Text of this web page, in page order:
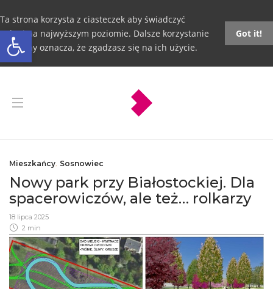
Otwórz pasek narzędzi
Ta strona korzysta z ciasteczek aby świadczyć
usługi na najwyższym poziomie. Dalsze korzystanie
ze strony oznacza, że zgadzasz się na ich użycie.
Got it!
Mieszkańcy, Sosnowiec
Nowy park przy Białostockiej. Dla
spacerowiczów, ale też… rolkarzy
18 lipca 2025
2 min